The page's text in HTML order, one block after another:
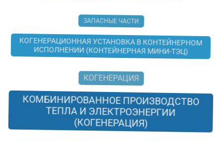
ЗАПАСНЫЕ ЧАСТИ
КОГЕНЕРАЦИОННАЯ УСТАНОВКА В КОНТЕЙНЕРНОМ
ИСПОЛНЕНИИ (КОНТЕЙНЕРНАЯ МИНИ-ТЭЦ)
КОГЕНЕРАЦИЯ
КОМБИНИРОВАННОЕ ПРОИЗВОДСТВО
ТЕПЛА И ЭЛЕКТРОЭНЕРГИИ
(КОГЕНЕРАЦИЯ)